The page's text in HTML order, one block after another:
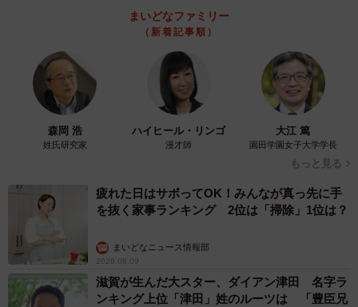
社会保険料（健康保険・厚生年金保険・雇用保険・介護保険）の支払い
金額を毎月確認していますか？（出典：ベター・プレイス調べ）
また、「社会保険料（健康保険・厚生年金保険・雇用保
険・介護保険）の支払い金額を毎月必ず確認している」と
答えた人は39.7%。一方、「全く確認していない」と答え
た人が13.3%と1割以上いることがわかりました。
まいどなファミリー
（新着記事順）
森岡 浩
姓氏研究家
ハイヒール・リンゴ
漫才師
大江 篤
園田学園女子大学学長
もっと見る
疲れた日はサボってOK！みんなが真っ先に手
を抜く家事ランキング 2位は「掃除」1位は？
まいどなニュース情報部
2026.08.09
滋賀が生んだ大スター、ダイアン津田 名字ラ
ンキング上位「津田」姓のルーツは 「豊臣兄